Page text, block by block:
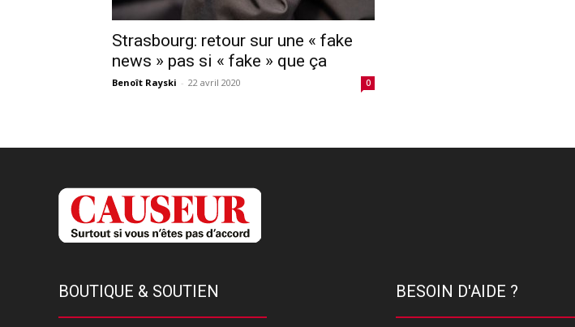
Strasbourg: retour sur une « fake
news » pas si « fake » que ça
Benoît Rayski - 22 avril 2020 0
BOUTIQUE & SOUTIEN BESOIN D'AIDE ?